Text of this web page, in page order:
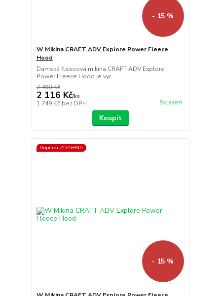
- 15 %
W Mikina CRAFT ADV Explore Power Fleece
Hood
Dámská fleecová mikina CRAFT ADV Explore
Power Fleece Hood je vyr...
2 490 Kč
2 116 Kč/ks
1 749 Kč bez DPH Skladem
Koupit
Doprava ZDARMA
- 15 %